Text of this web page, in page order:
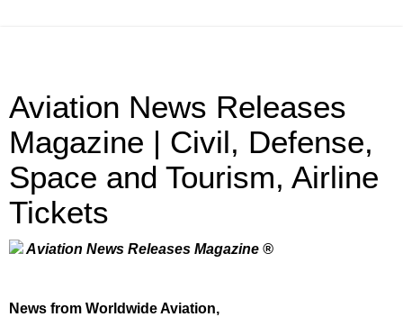
Aviation News Releases
Magazine | Civil, Defense,
Space and Tourism, Airline
Tickets
Aviation News Releases Magazine ®
News from Worldwide Aviation,